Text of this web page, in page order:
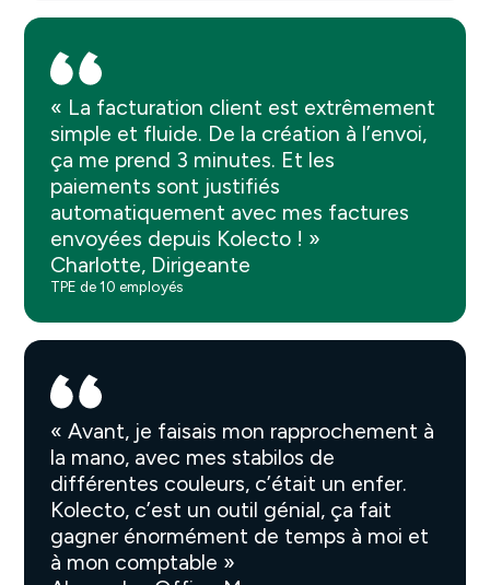
« La facturation client est extrêmement
simple et fluide. De la création à l’envoi,
ça me prend 3 minutes. Et les
paiements sont justifiés
automatiquement avec mes factures
envoyées depuis Kolecto ! »
Charlotte, Dirigeante
TPE de 10 employés
« Avant, je faisais mon rapprochement à
la mano, avec mes stabilos de
différentes couleurs, c’était un enfer.
Kolecto, c’est un outil génial, ça fait
gagner énormément de temps à moi et
à mon comptable »